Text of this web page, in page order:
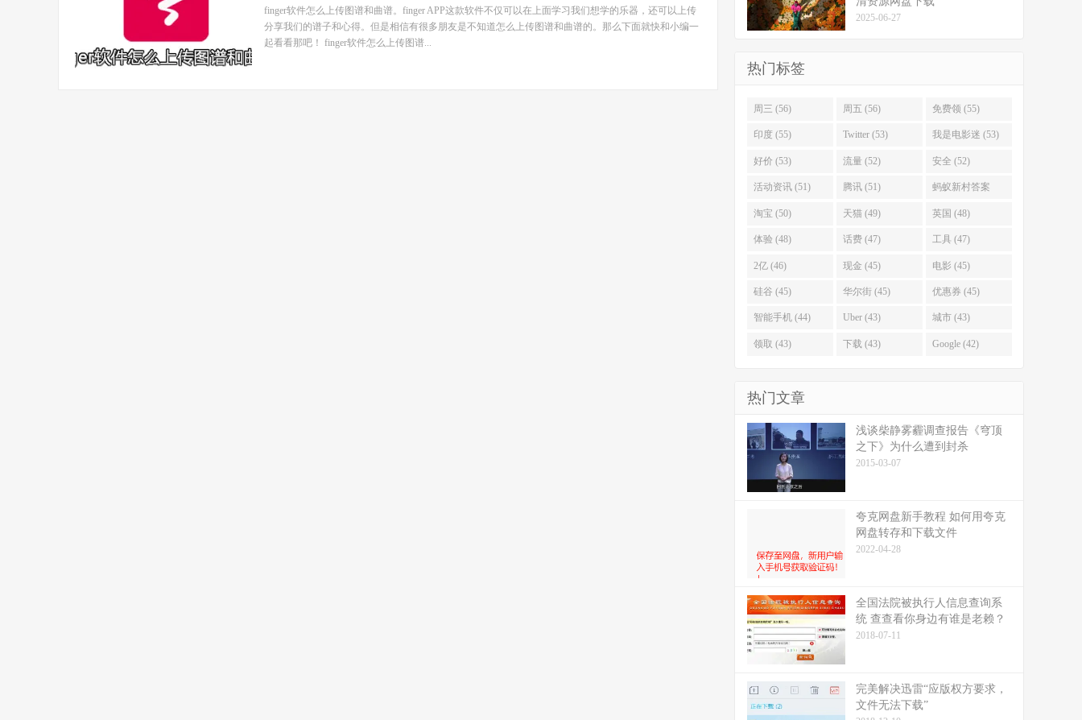
finger软件怎么上传图谱和曲谱。finger APP这款软件不仅可以在上面学习我们想学的乐器，还可以上传
分享我们的谱子和心得。但是相信有很多朋友是不知道怎么上传图谱和曲谱的。那么下面就快和小编一
起看看那吧！ finger软件怎么上传图谱...
2025-06-27
热门标签
周三 (56) 周五 (56) 免费领 (55)
印度 (55) Twitter (53) 我是电影迷 (53)
好价 (53) 流量 (52) 安全 (52)
活动资讯 (51) 腾讯 (51) 蚂蚁新村答案
(51)
淘宝 (50) 天猫 (49) 英国 (48)
体验 (48) 话费 (47) 工具 (47)
2亿 (46) 现金 (45) 电影 (45)
硅谷 (45) 华尔街 (45) 优惠券 (45)
智能手机 (44) Uber (43) 城市 (43)
领取 (43) 下载 (43) Google (42)
热门文章
浅谈柴静雾霾调查报告《穹顶
之下》为什么遭到封杀
2015-03-07
夸克网盘新手教程 如何用夸克
网盘转存和下载文件
2022-04-28
全国法院被执行人信息查询系
统 查查看你身边有谁是老赖？
2018-07-11
完美解决迅雷“应版权方要求，
文件无法下载”